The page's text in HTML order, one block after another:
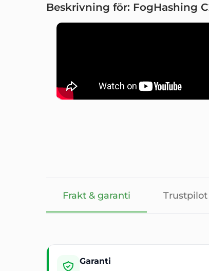
Beskrivning för: FogHashing
Frakt & garanti Trustpilot
Garanti